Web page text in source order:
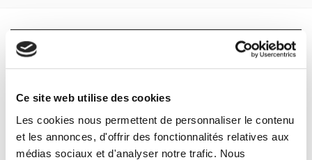
Ce site web utilise des cookies
Les cookies nous permettent de personnaliser le contenu
et les annonces, d'offrir des fonctionnalités relatives aux
médias sociaux et d'analyser notre trafic. Nous
Spécifications
Formats
Sommaire
Spécifications